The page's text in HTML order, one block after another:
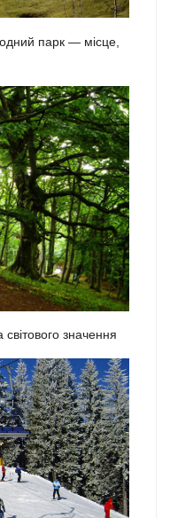
парк — місце,
значення